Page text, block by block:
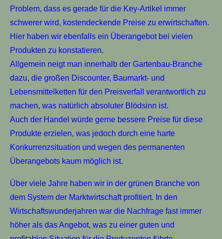
Problem, dass es gerade für die Key-Artikel immer
schwerer wird, kostendeckende Preise zu erwirtschaften.
Hier haben wir ebenfalls ein Überangebot bei vielen
Produkten zu konstatieren.
Allgemein neigt man innerhalb der Gartenbau-Branche
dazu, die großen Discounter, Baumarkt- und
Lebensmittelketten für den Preisverfall verantwortlich zu
machen, was natürlich absoluter Blödsinn ist.
Auch der Handel würde gerne bessere Preise für diese
Produkte erzielen, was jedoch durch eine harte
Konkurrenzsituation und wegen des permanenten
Überangebots kaum möglich ist.
Über viele Jahre haben wir in der grünen Branche von
dem System der Marktwirtschaft profitiert. In den
Wirtschaftswunderjahren war die Nachfrage fast immer
höher als das Angebot, was zu einer guten und